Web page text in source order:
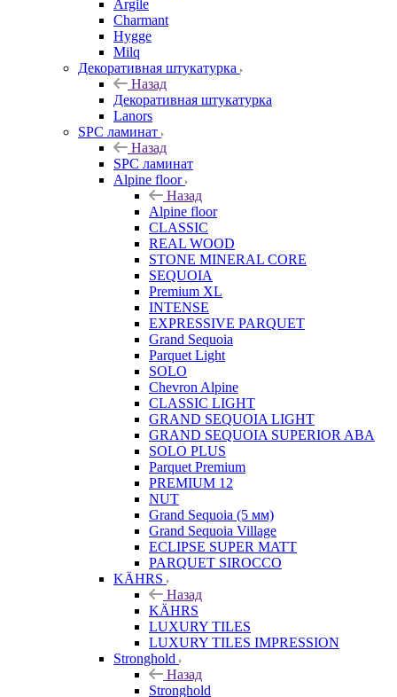
Argile
Charmant
Hygge
Milq
Декоративная штукатурка
Назад
Декоративная штукатурка
Lanors
SPC ламинат
Назад
SPC ламинат
Alpine floor
Назад
Alpine floor
CLASSIC
REAL WOOD
STONE MINERAL CORE
SEQUOIA
Premium XL
INTENSE
EXPRESSIVE PARQUET
Grand Sequoia
Parquet Light
SOLO
Chevron Alpine
CLASSIC LIGHT
GRAND SEQUOIA LIGHT
GRAND SEQUOIA SUPERIOR ABA
SOLO PLUS
Parquet Premium
PREMIUM 12
NUT
Grand Sequoia (5 мм)
Grand Sequoia Village
ECLIPSE SUPER MATT
PARQUET SIROCCO
KÄHRS
Назад
KÄHRS
LUXURY TILES
LUXURY TILES IMPRESSION
Stronghold
Назад
Stronghold